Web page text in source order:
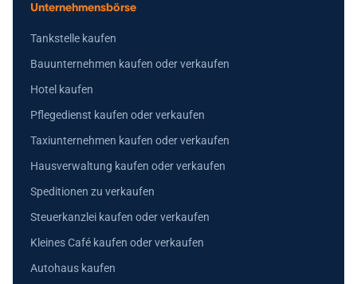
Unternehmensbörse
Tankstelle kaufen
Bauunternehmen kaufen oder verkaufen
Hotel kaufen
Pflegedienst kaufen oder verkaufen
Taxiunternehmen kaufen oder verkaufen
Hausverwaltung kaufen oder verkaufen
Speditionen zu verkaufen
Steuerkanzlei kaufen oder verkaufen
Kleines Café kaufen oder verkaufen
Autohaus kaufen